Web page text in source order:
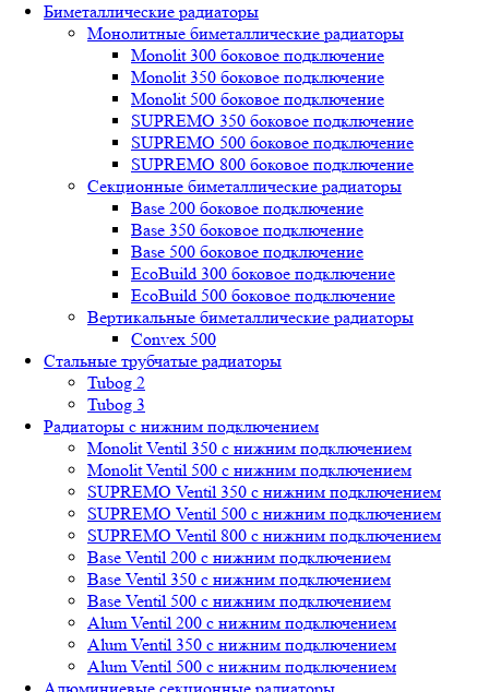
Биметаллические радиаторы
Монолитные биметаллические радиаторы
Mоnоlit 300 боковое подключение
Mоnоlit 350 боковое подключение
Mоnоlit 500 боковое подключение
SUРREMО 350 боковое подключение
SUРREMО 500 боковое подключение
SUРREMО 800 боковое подключение
Секционные биметаллические радиаторы
Base 200 боковое подключение
Base 350 боковое подключение
Base 500 боковое подключение
EcoBuild 300 боковое подключение
EcoBuild 500 боковое подключение
Вертикальные биметаллические радиаторы
Convex 500
Стальные трубчатые радиаторы
Tubog 2
Tubog 3
Радиаторы с нижним подключением
Monolit Ventil 350 с нижним подключением
Monolit Ventil 500 с нижним подключением
SUPREMO Ventil 350 с нижним подключением
SUPREMO Ventil 500 с нижним подключением
SUPREMO Ventil 800 с нижним подключением
Base Ventil 200 с нижним подключением
Base Ventil 350 с нижним подключением
Base Ventil 500 с нижним подключением
Alum Ventil 200 с нижним подключением
Alum Ventil 350 с нижним подключением
Alum Ventil 500 с нижним подключением